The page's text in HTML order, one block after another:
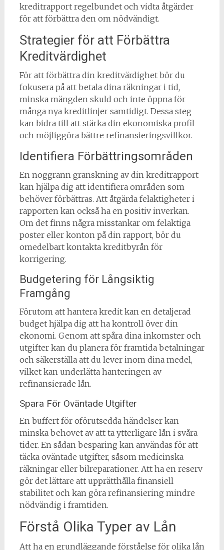
kreditrapport regelbundet och vidta åtgärder
för att förbättra den om nödvändigt.
Strategier för att Förbättra
Kreditvärdighet
För att förbättra din kreditvärdighet bör du
fokusera på att betala dina räkningar i tid,
minska mängden skuld och inte öppna för
många nya kreditlinjer samtidigt. Dessa steg
kan bidra till att stärka din ekonomiska profil
och möjliggöra bättre refinansieringsvillkor.
Identifiera Förbättringsområden
En noggrann granskning av din kreditrapport
kan hjälpa dig att identifiera områden som
behöver förbättras. Att åtgärda felaktigheter i
rapporten kan också ha en positiv inverkan.
Om det finns några misstankar om felaktiga
poster eller konton på din rapport, bör du
omedelbart kontakta kreditbyrån för
korrigering.
Budgetering för Långsiktig
Framgång
Förutom att hantera kredit kan en detaljerad
budget hjälpa dig att ha kontroll över din
ekonomi. Genom att spåra dina inkomster och
utgifter kan du planera för framtida betalningar
och säkerställa att du lever inom dina medel,
vilket kan underlätta hanteringen av
refinansierade lån.
Spara För Oväntade Utgifter
En buffert för oförutsedda händelser kan
minska behovet av att ta ytterligare lån i svåra
tider. En sådan besparing kan användas för att
täcka oväntade utgifter, såsom medicinska
räkningar eller bilreparationer. Att ha en reserv
gör det lättare att upprätthålla finansiell
stabilitet och kan göra refinansiering mindre
nödvändig i framtiden.
Förstå Olika Typer av Lån
Att ha en grundläggande förståelse för olika lån